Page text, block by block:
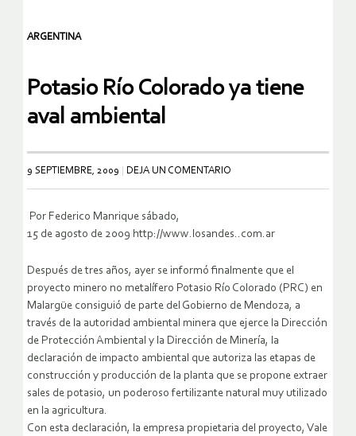
ARGENTINA
Potasio Río Colorado ya tiene
aval ambiental
9 SEPTIEMBRE, 2009 DEJA UN COMENTARIO
Por Federico Manrique sábado,
15 de agosto de 2009 http://www.losandes..com.ar
Después de tres años, ayer se informó finalmente que el
proyecto minero no metalífero Potasio Río Colorado (PRC) en
Malargüe consiguió de parte del Gobierno de Mendoza, a
través de la autoridad ambiental minera que ejerce la Dirección
de Protección Ambiental y la Dirección de Minería, la
declaración de impacto ambiental que autoriza las etapas de
construcción y producción de la planta que se propone extraer
sales de potasio, un poderoso fertilizante natural muy utilizado
en la agricultura.
Con esta declaración, la empresa propietaria del proyecto, Vale